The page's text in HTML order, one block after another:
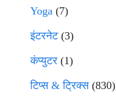
Yoga (7)
इंटरनेट(3)
कंप्युटर (1)
टिप्स & ट्रिक्स(830)